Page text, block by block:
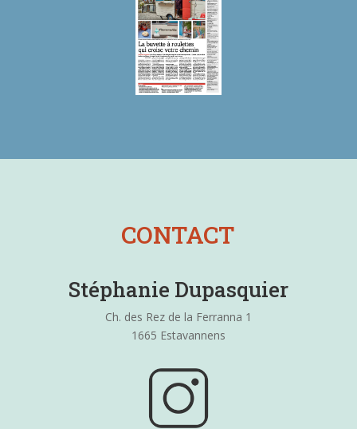
CONTACT
Stéphanie Dupasquier
Ch. des Rez de la Ferranna 1
1665 Estavannens